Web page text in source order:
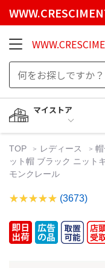
マイストア
TOP レディース
ット帽 ブラック ニット
モンクレール
(3673)